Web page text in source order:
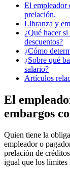
El empleador
prelación.
Libranza y
¿Qué hacer
descuentos?
¿Cómo
¿Sobre qué
salario?
Artículos
El
embargos
Quien tiene la
empleador o
prelación de
igual que los límites